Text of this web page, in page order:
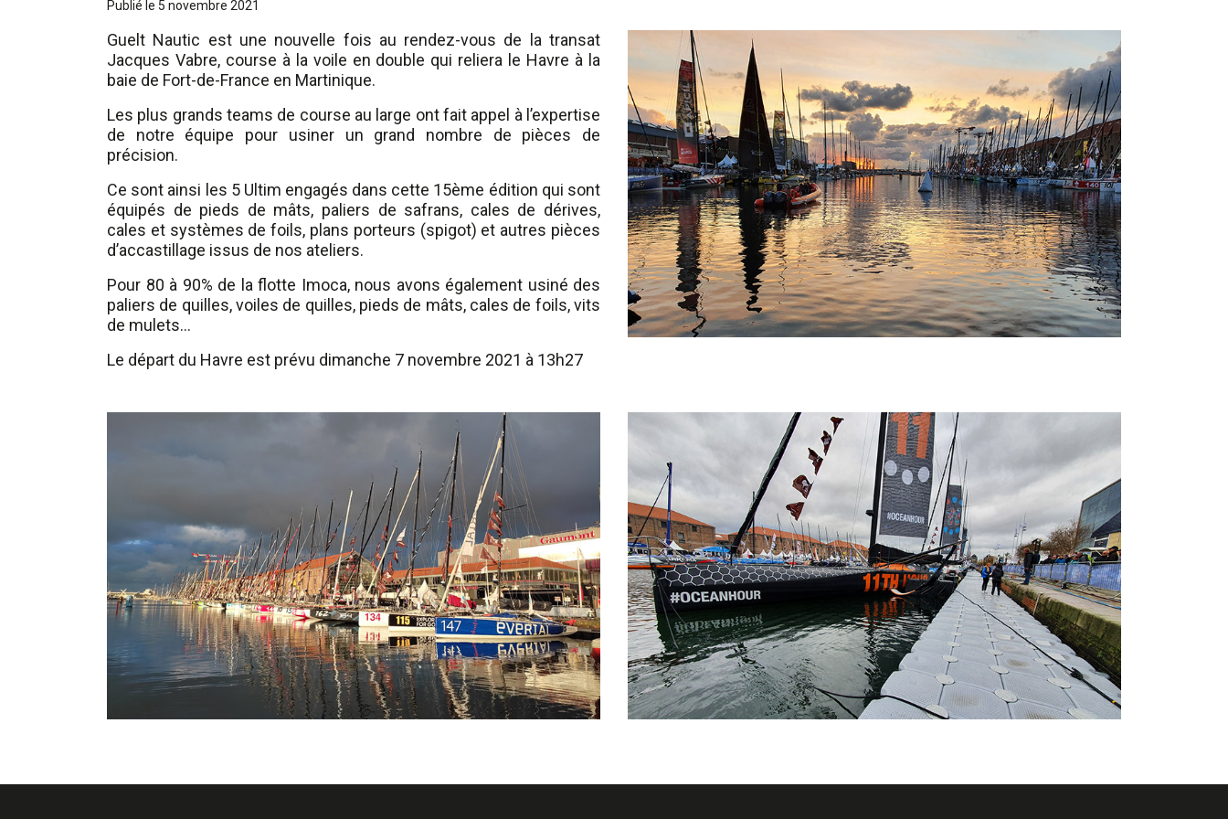
Publié le 5 novembre 2021
Guelt Nautic est une nouvelle fois au rendez-vous de la transat
Jacques Vabre, course à la voile en double qui reliera le Havre à la
baie de Fort-de-France en Martinique.
Les plus grands teams de course au large ont fait appel à l’expertise
de notre équipe pour usiner un grand nombre de pièces de
précision.
Ce sont ainsi les 5 Ultim engagés dans cette 15ème édition qui sont
équipés de pieds de mâts, paliers de safrans, cales de dérives,
cales et systèmes de foils, plans porteurs (spigot) et autres pièces
d’accastillage issus de nos ateliers.
Pour 80 à 90% de la flotte Imoca, nous avons également usiné des
paliers de quilles, voiles de quilles, pieds de mâts, cales de foils, vits
de mulets…
Le départ du Havre est prévu dimanche 7 novembre 2021 à 13h27